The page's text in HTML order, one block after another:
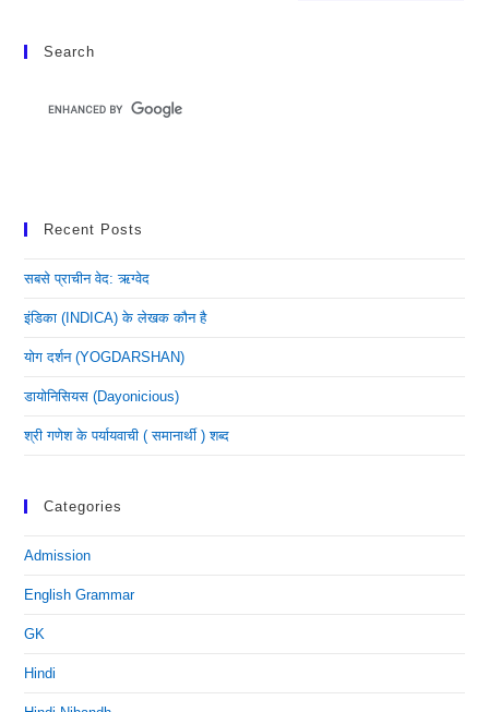
Search
Recent Posts
सबसे प्राचीन वेद: ऋग्वेद
इंडिका (INDICA) के लेखक कौन है
योग दर्शन (YOGDARSHAN)
डायोनिसियस (dayonicious)
श्री गणेश के पर्यायवाची ( समानार्थी ) शब्द
Categories
Admission
English Grammar
GK
Hindi